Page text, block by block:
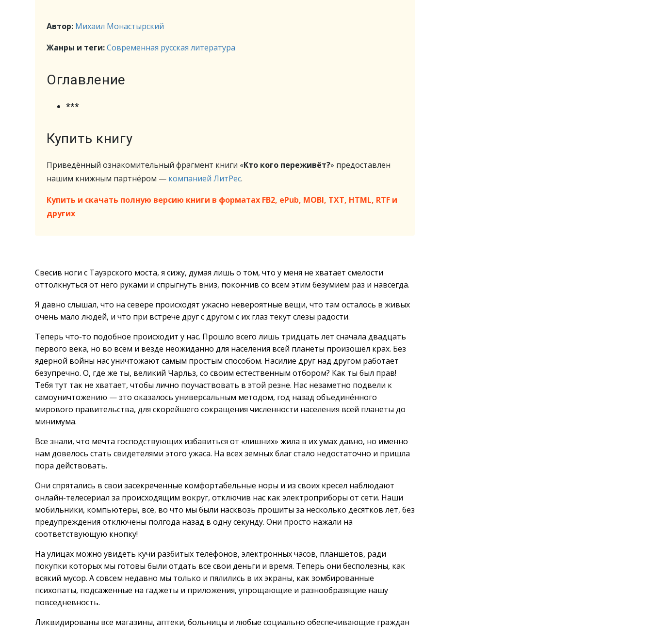
Автор: Михаил Монастырский
Жанры и теги:Современная русская литература
Оглавление
***
Купить книгу
Приведённый ознакомительный фрагмент книги «Кто кого переживёт?» предоставлен
нашим книжным партнёром — компанией ЛитРес.
Купить и скачать полную версию книги в форматах FB2, ePub, MOBI, TXT, HTML, RTF и
других
Свесив ноги с Тауэрского моста, я сижу, думая лишь о том, что у меня не хватает смелости
оттолкнуться от него руками и спрыгнуть вниз, покончив со всем этим безумием раз и навсегда.
Я давно слышал, что на севере происходят ужасно невероятные вещи, что там осталось в живых
очень мало людей, и что при встрече друг с другом с их глаз текут слёзы радости.
Теперь что-то подобное происходит у нас. Прошло всего лишь тридцать лет сначала двадцать
первого века, но во всём и везде неожиданно для населения всей планеты произошёл крах. Без
ядерной войны нас уничтожают самым простым способом. Насилие друг над другом работает
безупречно. О, где же ты, великий Чарльз, со своим естественным отбором? Как ты был прав!
Тебя тут так не хватает, чтобы лично поучаствовать в этой резне. Нас незаметно подвели к
самоуничтожению — это оказалось универсальным методом, год назад объединённого
мирового правительства, для скорейшего сокращения численности населения всей планеты до
минимума.
Все знали, что мечта господствующих избавиться от «лишних» жила в их умах давно, но именно
нам довелось стать свидетелями этого ужаса. На всех земных благ стало недостаточно и пришла
пора действовать.
Они спрятались в свои засекреченные комфортабельные норы и из своих кресел наблюдают
онлайн-телесериал за происходящим вокруг, отключив нас как электроприборы от сети. Наши
мобильники, компьютеры, всё, во что мы были насквозь прошиты за несколько десятков лет, без
предупреждения отключены полгода назад в одну секунду. Они просто нажали на
соответствующую кнопку!
На улицах можно увидеть кучи разбитых телефонов, электронных часов, планшетов, ради
покупки которых мы готовы были отдать все свои деньги и время. Теперь они бесполезны, как
всякий мусор. А совсем недавно мы только и пялились в их экраны, как зомбированные
психопаты, подсаженные на гаджеты и приложения, упрощающие и разнообразящие нашу
повседневность.
Ликвидированы все магазины, аптеки, больницы и любые социально обеспечивающие граждан